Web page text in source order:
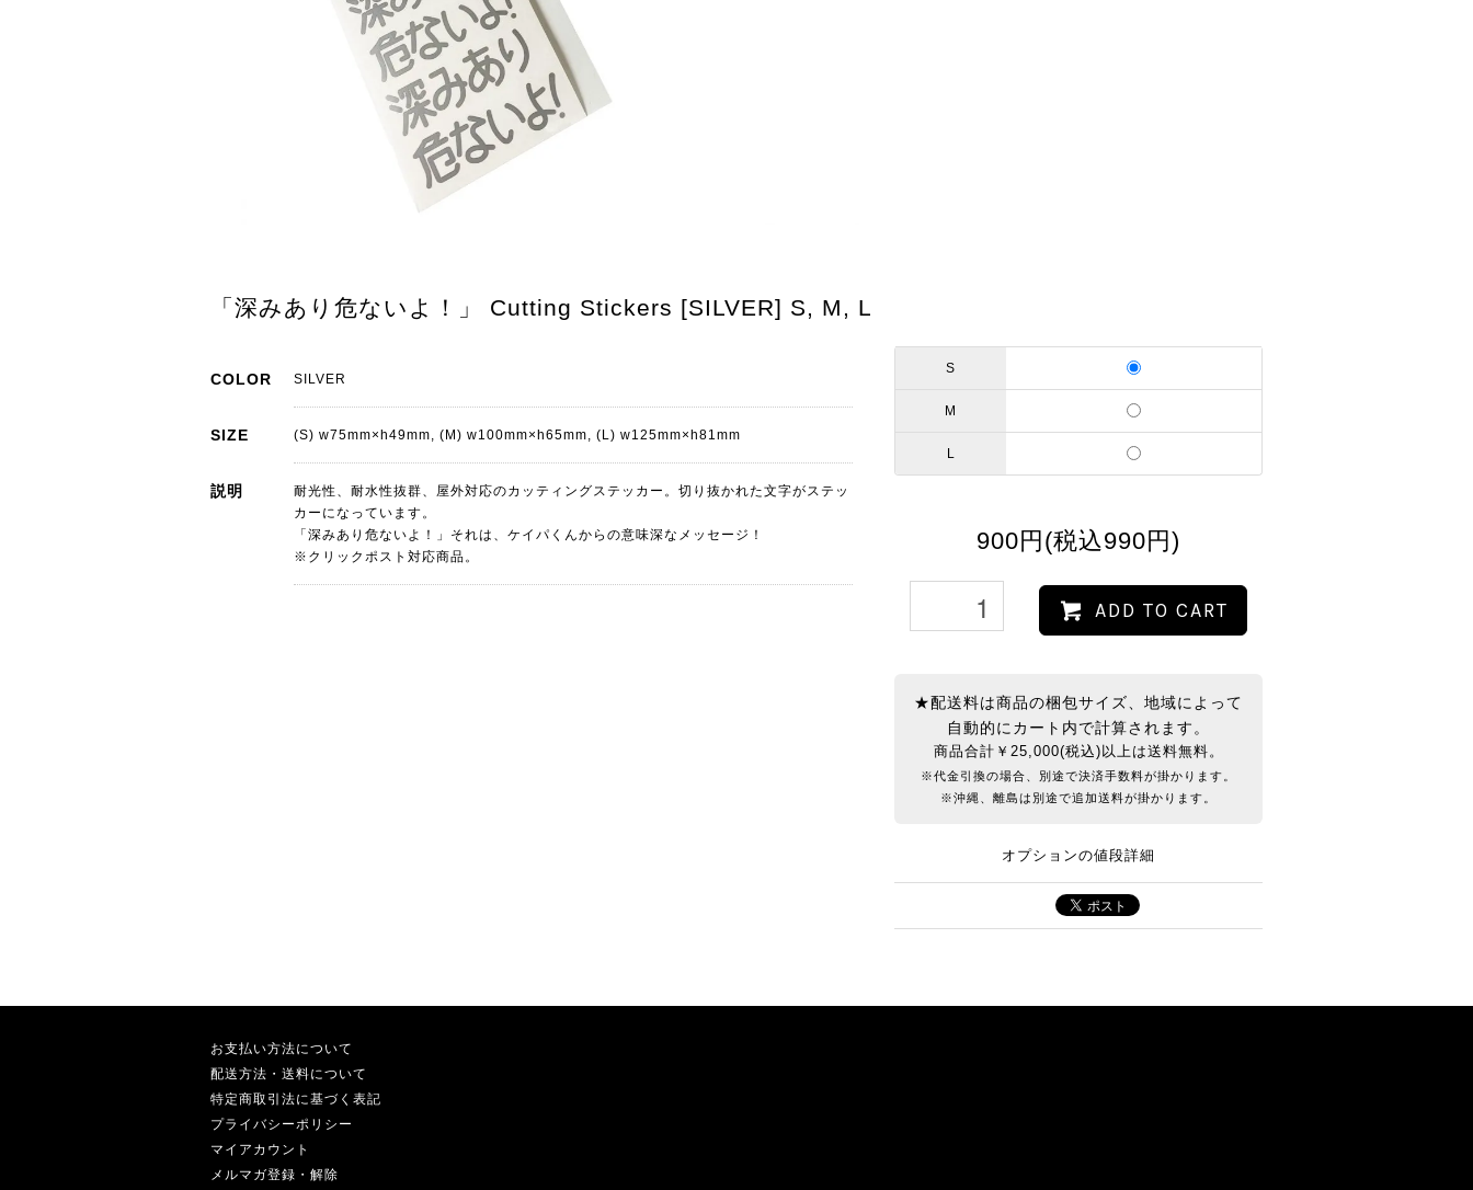
「深みあり危ないよ！」 Cutting Stickers [SILVER] S, M, L
COLOR SILVER
SIZE (S) w75mm×h49mm, (M) w100mm×h65mm, (L) w125mm×h81mm
説明
耐光性、耐水性抜群、屋外対応のカッティングステッカー。切り抜かれた文字がステッ
カーになっています。
「深みあり危ないよ！」それは、ケイパくんからの意味深なメッセージ！
※クリックポスト対応商品。
S
M
L
900円(税込990円)
ADD TO CART
★配送料は商品の梱包サイズ、地域によって
自動的にカート内で計算されます。
商品合計￥25,000(税込)以上は送料無料。
※代金引換の場合、別途で決済手数料が掛かります。
※沖縄、離島は別途で追加送料が掛かります。
オプションの値段詳細
お支払い方法について
配送方法・送料について
特定商取引法に基づく表記
プライバシーポリシー
マイアカウント
メルマガ登録・解除